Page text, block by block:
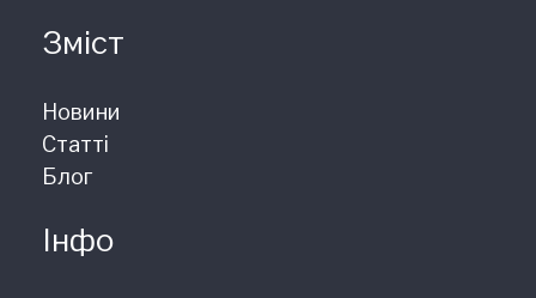
Зміст
Новини
Статті
Блог
Інфо